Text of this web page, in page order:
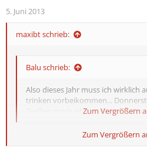
5. Juni 2013
maxibt schrieb:
Balu schrieb:
Also dieses Jahr muss ich wirklich
trinken vorbeikommen...
Treffen mach ich nen Stop bei Dir
Zum Vergrößern
Kerstin hat sich auch schon
Zum Vergrößern